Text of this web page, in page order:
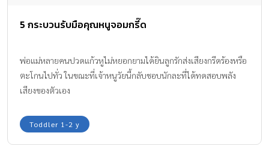
5 กระบวนรับมือคุณหนูจอมกรี๊ด
พ่อแม่หลายคนปวดแก้วหูไม่หยอกยามได้ยินลูกรักส่งเสียงกรีดร้องหรือ
ตะโกนไปทั่ว ในขณะที่เจ้าหนูวัยนี้กลับชอบนักละที่ได้ทดสอบพลัง
เสียงของตัวเอง
Toddler 1-2 y